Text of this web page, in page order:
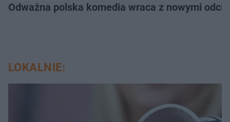
Odważna polska komedia wraca z nowymi
LOKALNIE: